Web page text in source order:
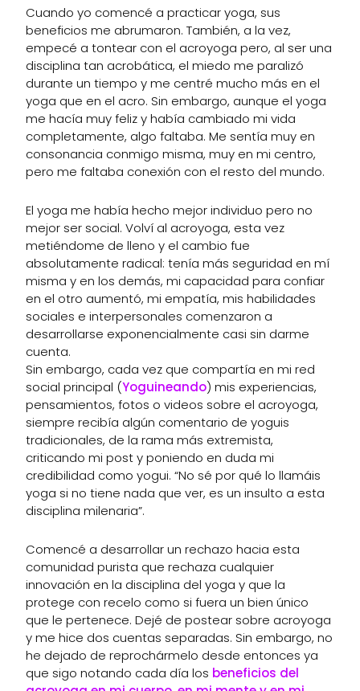
Cuando yo comencé a practicar yoga, sus
beneficios me abrumaron. También, a la vez,
empecé a tontear con el acroyoga pero, al ser una
disciplina tan acrobática, el miedo me paralizó
durante un tiempo y me centré mucho más en el
yoga que en el acro. Sin embargo, aunque el yoga
me hacía muy feliz y había cambiado mi vida
completamente, algo faltaba. Me sentía muy en
consonancia conmigo misma, muy en mi centro,
pero me faltaba conexión con el resto del mundo.
El yoga me había hecho mejor individuo pero no
mejor ser social. Volví al acroyoga, esta vez
metiéndome de lleno y el cambio fue
absolutamente radical: tenía más seguridad en mí
misma y en los demás, mi capacidad para confiar
en el otro aumentó, mi empatía, mis habilidades
sociales e interpersonales comenzaron a
desarrollarse exponencialmente casi sin darme
cuenta.
Sin embargo, cada vez que compartía en mi red
social principal (Yoguineando) mis experiencias,
pensamientos, fotos o videos sobre el acroyoga,
siempre recibía algún comentario de yoguis
tradicionales, de la rama más extremista,
criticando mi post y poniendo en duda mi
credibilidad como yogui. “No sé por qué lo llamáis
yoga si no tiene nada que ver, es un insulto a esta
disciplina milenaria”.
Comencé a desarrollar un rechazo hacia esta
comunidad purista que rechaza cualquier
innovación en la disciplina del yoga y que la
protege con recelo como si fuera un bien único
que le pertenece. Dejé de postear sobre acroyoga
y me hice dos cuentas separadas. Sin embargo, no
he dejado de reprochármelo desde entonces ya
que sigo notando cada día los beneficios del